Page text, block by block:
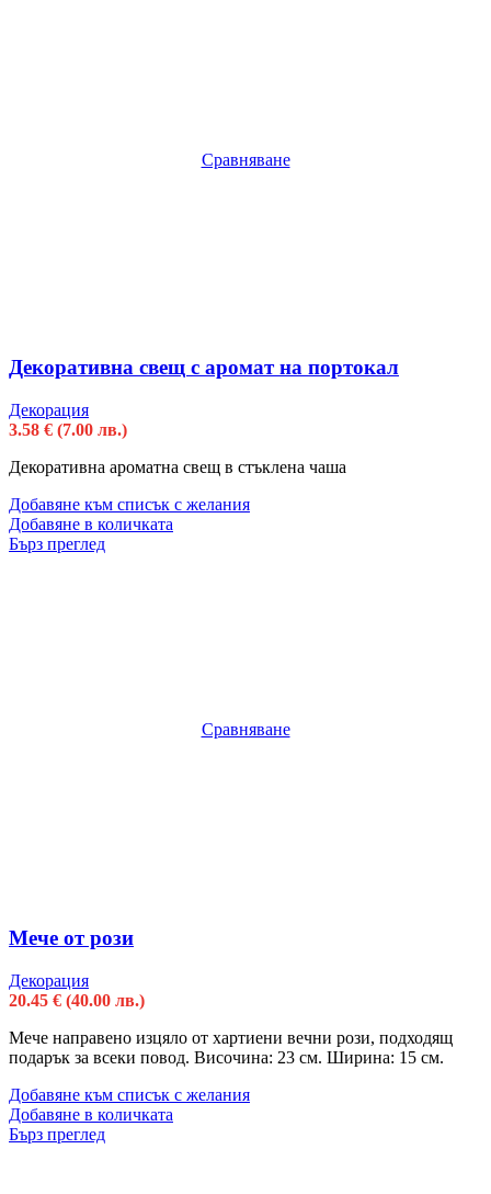
Сравняване
Декоративна свещ с аромат на портокал
Декорация
3.58 € (7.00 лв.)
Декоративна ароматна свещ в стъклена чаша
Добавяне към списък с желания
Добавяне в количката
Бърз преглед
Сравняване
Мече от рози
Декорация
20.45 € (40.00 лв.)
Мече направено изцяло от хартиени вечни рози, подходящ
подарък за всеки повод. Височина: 23 см. Ширина: 15 см.
Добавяне към списък с желания
Добавяне в количката
Бърз преглед